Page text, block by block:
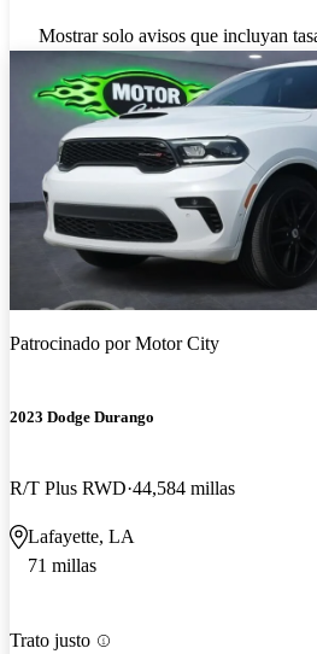
Mostrar solo avisos que incluyan
Patrocinado porMotor City
2023 Dodge Durango
R/T Plus RWD 44,584 millas
Lafayette, LA
71 millas
Trato justo